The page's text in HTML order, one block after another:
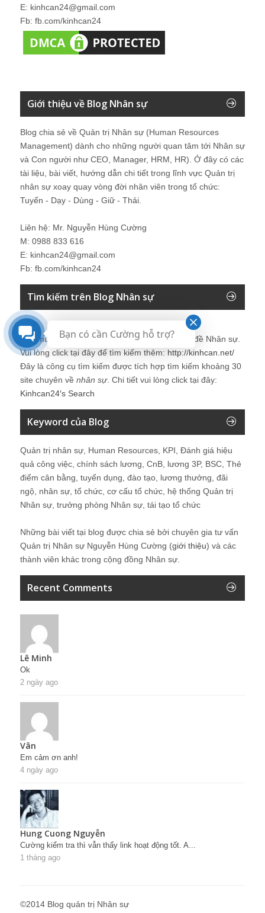
E: kinhcan24@gmail.com
Fb: fb.com/kinhcan24
Giới thiệu về Blog Nhân sự
Blog chia sẻ về Quản trị Nhân sự (Human Resources
Management) dành cho những người quan tâm tới Nhân sự
và Con người như CEO, Manager, HRM, HR). Ở đây có các
tài liệu, bài viết, hướng dẫn chi tiết trong lĩnh vực Quản trị
nhân sự xoay quay vòng đời nhân viên trong tổ chức:
Tuyển - Dạy - Dùng - Giữ - Thải.
Liên hệ: Mr. Nguyễn Hùng Cường
M: 0988 833 616
E: kinhcan24@gmail.com
Fb: fb.com/kinhcan24
Tìm kiếm trên Blog Nhân sự
Bạn muốn tìm kiếm thêm thông tin về các vấn đề Nhân sự
Vui lòng click tại đây để tìm kiếm thêm: http://kinhcan.net/
Đây là công cụ tìm kiếm được tích hợp tìm kiếm khoảng 30
site chuyên về nhân sự. Chi tiết vui lòng click tại đây:
Kinhcan24′s Search
Keyword của Blog
Quản trị nhân sự, Human Resources, KPI, Đánh giá hiệu
quả công việc, chính sách lương, CnB, lương 3P, BSC, Thẻ
điểm cân bằng, tuyển dụng, đào tạo, lương thưởng, đãi
ngộ, nhân sự, tổ chức, cơ cấu tổ chức, hệ thống Quản trị
Nhân sự, trưởng phòng Nhân sự, tái tạo tổ chức
Những bài viết tại blog được chia sẻ bởi chuyên gia tư vấn
Quản trị Nhân sự Nguyễn Hùng Cường (giới thiệu) và các
thành viên khác trong cộng đồng Nhân sự.
Recent Comments
Lê Minh
Ok
2 ngày ago
Vân
Em cảm ơn anh!
4 ngày ago
Hung Cuong Nguyễn
Cường kiểm tra thì vẫn thấy link hoạt động tốt. A...
1 tháng ago
©2014 Blog quản trị Nhân sự
Bạn có cần Cường hỗ trợ?